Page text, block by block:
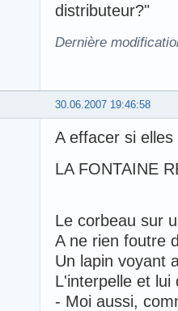
distributeur?"
Dernière
30.06.2007 19:46:58
A effacer si
LA FONTAINE
Le corbeau sur
A ne rien foutre
Un lapin voyant
L'interpelle et lui
- Moi aussi,